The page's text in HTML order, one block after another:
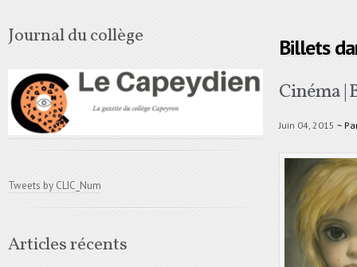
Billets
Cinéma |
Juin 04, 2015 ~
Journal du collège
Tweets by CLIC_Num
Articles récents